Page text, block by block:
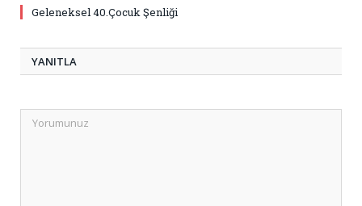
Geleneksel 40.Çocuk Şenliği
YANITLA